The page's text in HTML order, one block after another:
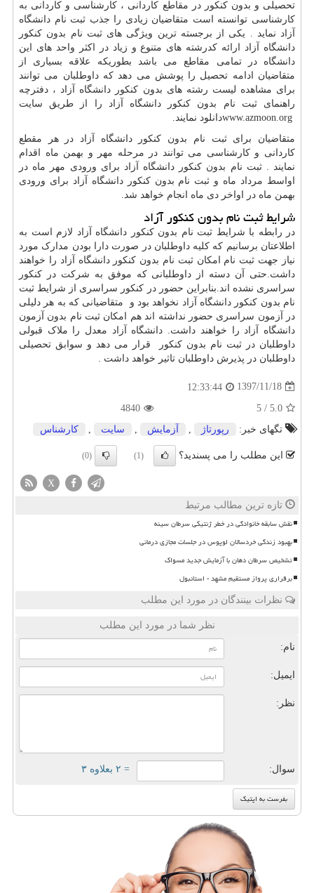
تحصیلی و بدون کنکور در مقاطع کاردانی ، کارشناسی و کاردانی به
کارشناسی توانسته است متقاضیان زیادی را جذب ثبت نام دانشگاه
آزاد نماید . یکی از برجسته ترین ویژگی های ثبت نام بدون کنکور
دانشگاه آزاد ارائه کدرشته های متنوع و زیاد در اکثر واحد های این
دانشگاه در تمامی مقاطع می باشد بطوریکه علاقه بسیاری از
متقاضیان ادامه تحصیل را پوشش می دهد که داوطلبان می توانند
برای مشاهده لیست رشته های بدون کنکور دانشگاه آزاد ، دفترچه
راهنمای ثبت نام بدون کنکور دانشگاه آزاد را از طریق سایت
www.azmoon.orgدانلود نمایند.
متقاضیان برای ثبت نام بدون کنکور دانشگاه آزاد در هر مقطع
کاردانی و کارشناسی می توانند در مرحله مهر و بهمن ماه اقدام
نمایند . ثبت نام بدون کنکور دانشگاه آزاد برای ورودی مهر ماه در
اواسط مرداد ماه و ثبت نام بدون کنکور دانشگاه آزاد برای ورودی
بهمن ماه در اواخر دی ماه انجام خواهد شد.
شرایط ثبت نام بدون کنکور آزاد
در رابطه با شرایط ثبت نام بدون کنکور دانشگاه آزاد لازم است به
اطلاعتان برسانیم که کلیه داوطلبان در صورت دارا بودن مدارک مورد
نیاز جهت ثبت نام امکان ثبت نام بدون کنکور دانشگاه آزاد را خواهند
داشت.حتی آن دسته از داوطلبانی که موفق به شرکت در کنکور
سراسری نشده اند.بنابراین حضور در کنکور سراسری از شرایط ثبت
نام بدون کنکور دانشگاه آزاد نخواهد بود و متقاضیانی که به هر دلیلی
در آزمون سراسری حضور نداشته اند هم امکان ثبت نام بدون آزمون
دانشگاه آزاد را خواهند داشت. دانشگاه آزاد معدل را ملاک قبولی
داوطلبان در ثبت نام بدون کنکور قرار می دهد و سوابق تحصیلی
داوطلبان در پذیرش داوطلبان تاثیر خواهد داشت .
1397/11/18
12:33:44
5.0
/
5
4840
تگهای خبر:
رپورتاژ آزمایش سایت كارشناس
این مطلب را می پسندید؟ (1)
(0)
X
تازه ترین مطالب مرتبط
نقش سابقه خانوادگی در خطر ژنتیکی سرطان سینه
بهبود زندگی خردسالان لوپوس در جلسات مجازی درمانی
تشخیص سرطان دهان با آزمایش جدید مسواک
برقراری پرواز مستقیم مشهد - استانبول
نظرات بینندگان در مورد این مطلب
نظر شما در مورد این مطلب
نام:
ایمیل:
نظر:
سوال: = ۲ بعلاوه ۳